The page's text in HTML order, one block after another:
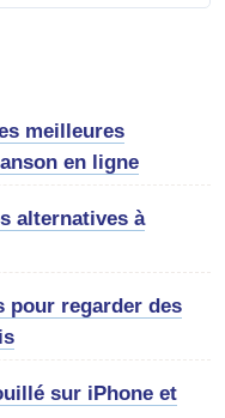
meilleures
en ligne
alternatives à
pour regarder des
sur iPhone et